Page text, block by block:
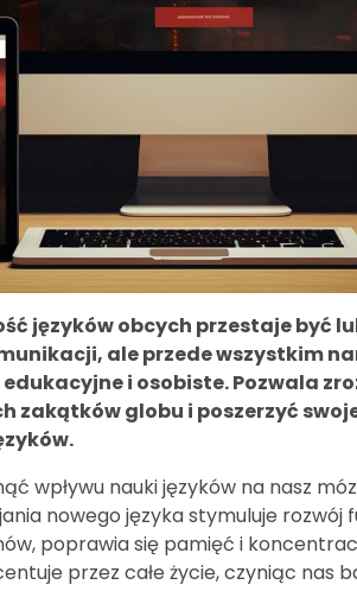
języków obcych przestaje być
ale przede wszystkim
i osobiste. Pozwala
zakątków globu i poszerzyć
wpływu nauki języków na nasz
nowego języka stymuluje rozwój
poprawia się pamięć i
przez całe życie, czyniąc nas